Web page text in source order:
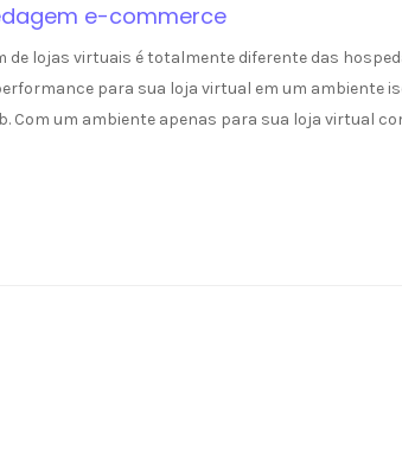
e-commerce
de lojas virtuais é totalmente diferente das
para sua loja virtual em um ambiente
Com um ambiente apenas para sua loja virtual